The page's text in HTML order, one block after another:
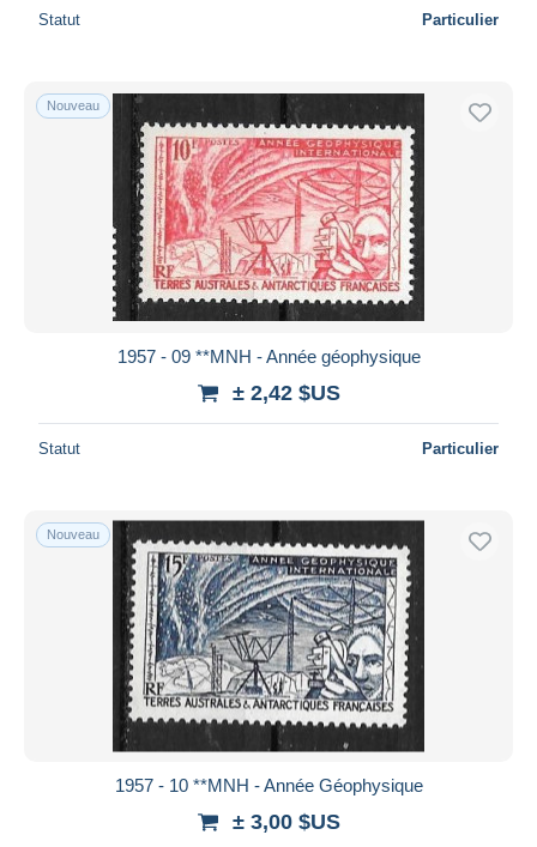
Statut Particulier
Nouveau
1957 - 09 **MNH - Année géophysique
± 2,42 $US
Statut Particulier
Nouveau
1957 - 10 **MNH - Année Géophysique
± 3,00 $US